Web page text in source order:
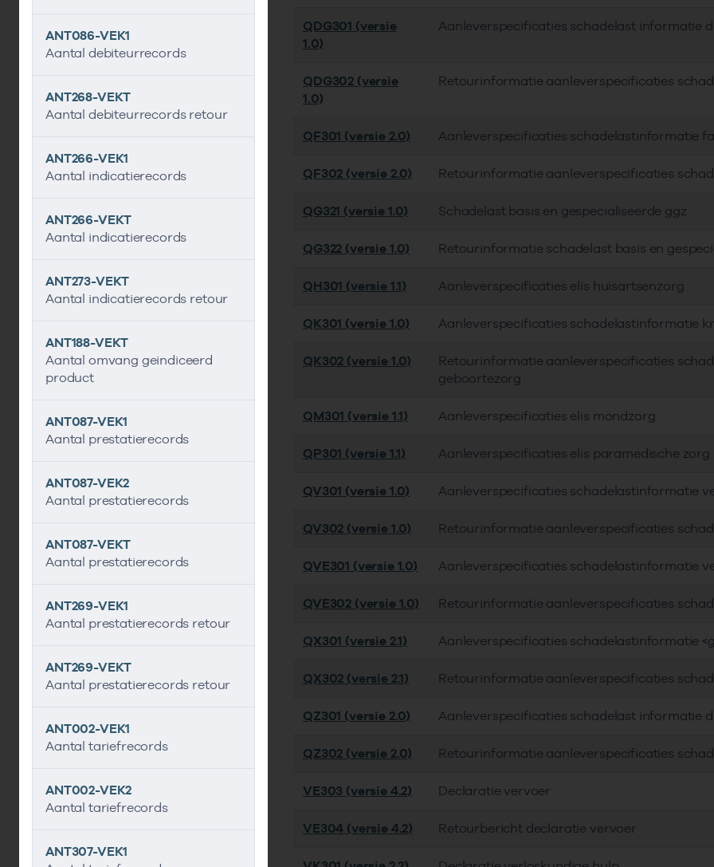
ANT086-VEK1
Aantal debiteurrecords
ANT268-VEKT
Aantal debiteurrecords retour
ANT266-VEK1
Aantal indicatierecords
ANT266-VEKT
Aantal indicatierecords
ANT273-VEKT
Aantal indicatierecords retour
ANT188-VEKT
Aantal omvang geindiceerd
product
ANT087-VEK1
Aantal prestatierecords
ANT087-VEK2
Aantal prestatierecords
ANT087-VEKT
Aantal prestatierecords
ANT269-VEK1
Aantal prestatierecords retour
ANT269-VEKT
Aantal prestatierecords retour
ANT002-VEK1
Aantal tariefrecords
ANT002-VEK2
Aantal tariefrecords
ANT307-VEK1
QDG301 (versie
1.0)
Aanleverspecificaties schadelast informatie
QDG302 (versie
1.0)
Retourinformatie aanleverspecificaties
QF301 (versie 2.0) Aanleverspecificaties schadelastinformatie
QF302 (versie 2.0) Retourinformatie aanleverspecificaties
QG321 (versie 1.0) Schadelast basis en gespecialiseerde ggz
QG322 (versie 1.0) Retourinformatie schadelast basis en
QH301 (versie 1.1) Aanleverspecificaties elis huisartsenzorg
QK301 (versie 1.0) Aanleverspecificaties schadelastinformatie
QK302 (versie 1.0)
Retourinformatie aanleverspecificaties
geboortezorg
QM301 (versie 1.1) Aanleverspecificaties elis mondzorg
QP301 (versie 1.1) Aanleverspecificaties elis paramedische zorg
QV301 (versie 1.0) Aanleverspecificaties schadelastinformatie
QV302 (versie 1.0) Retourinformatie aanleverspecificaties
QVE301 (versie 1.0) Aanleverspecificaties schadelastinformatie
QVE302 (versie 1.0) Retourinformatie aanleverspecificaties
QX301 (versie 2.1) Aanleverspecificaties schadelastinformatie
QX302 (versie 2.1) Retourinformatie aanleverspecificaties
QZ301 (versie 2.0) Aanleverspecificaties schadelast informatie
QZ302 (versie 2.0) Retourinformatie aanleverspecificaties
VE303 (versie 4.2) Declaratie vervoer
VE304 (versie 4.2) Retourbericht declaratie vervoer